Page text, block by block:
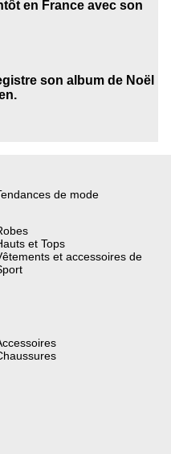
en France avec son
son album de Noël
de mode
et Tops
et accessoires de